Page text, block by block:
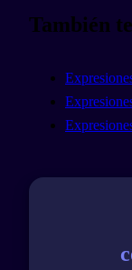
También